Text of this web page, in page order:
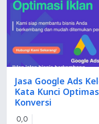
Jasa Google Ads
Kata Kunci
Konversi
0,0